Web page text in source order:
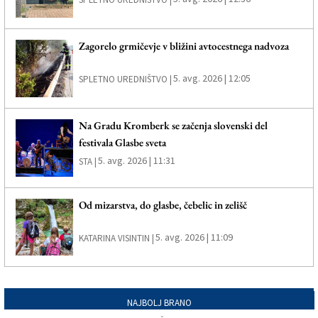
Zagorelo grmičevje v bližini avtocestnega nadvoza
SPLETNO UREDNIŠTVO |5. avg. 2026 | 12:05
Na Gradu Kromberk se začenja slovenski del
festivala Glasbe sveta
STA |5. avg. 2026 | 11:31
Od mizarstva, do glasbe, čebelic in zelišč
KATARINA VISINTIN |5. avg. 2026 | 11:09
NAJBOLJ BRANO